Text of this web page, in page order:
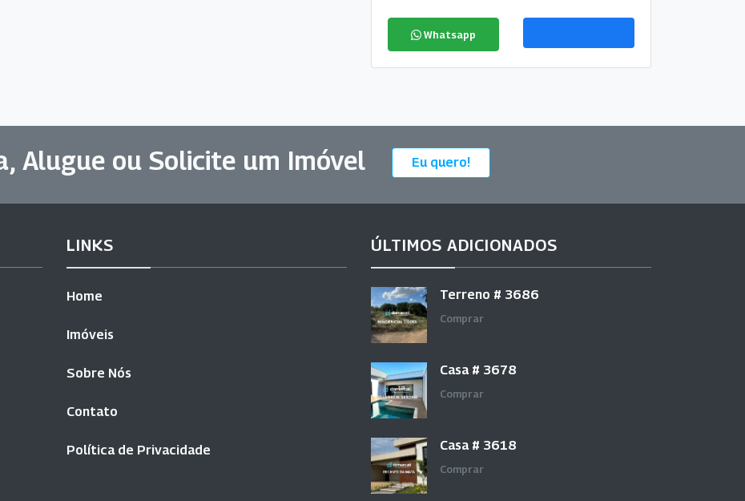
Whatsapp
Alugue ou Solicite um Imóvel Eu quero!
LINKS
Home
Imóveis
Sobre Nós
Contato
Política de Privacidade
ÚLTIMOS ADICIONADOS
Terreno # 3686
Comprar
Casa # 3678
Comprar
Casa # 3618
Comprar